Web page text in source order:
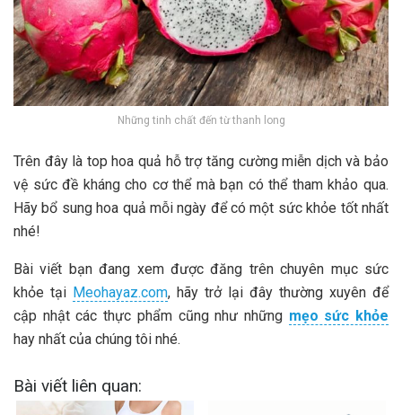
Những tinh chất đến từ thanh long
Trên đây là top hoa quả hỗ trợ tăng cường miễn dịch và bảo
vệ sức đề kháng cho cơ thể mà bạn có thể tham khảo qua.
Hãy bổ sung hoa quả mỗi ngày để có một sức khỏe tốt nhất
nhé!
Bài viết bạn đang xem được đăng trên chuyên mục sức
khỏe tại Meohayaz.com, hãy trở lại đây thường xuyên để
cập nhật các thực phẩm cũng như những mẹo sức khỏe
hay nhất của chúng tôi nhé.
Bài viết liên quan: